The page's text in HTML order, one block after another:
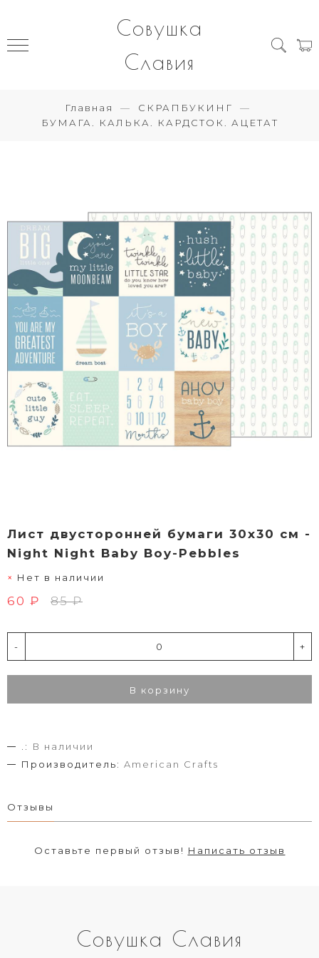
Совушка
Славия
Главная
СКРАПБУКИНГ
БУМАГА. КАЛЬКА. КАРДСТОК. АЦЕТАТ
Лист двусторонней бумаги 30х30 см -
Night Night Baby Boy-Pebbles
Нет в наличии
60 ₽ 85 ₽
- +
В корзину
.:
В наличии
Производитель: American Crafts
Отзывы
Оставьте первый отзыв! Написать отзыв
Совушка Славия